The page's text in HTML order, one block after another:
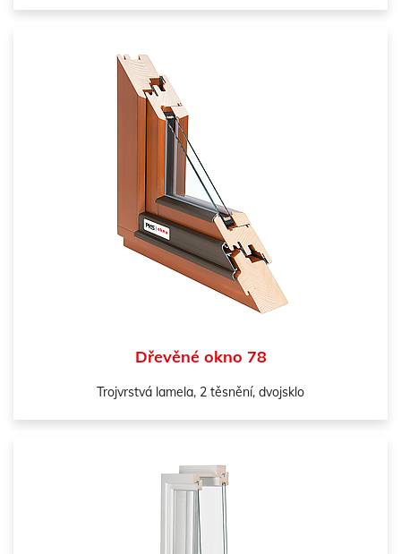
Dřevěné okno 78
Trojvrstvá lamela, 2 těsnění, dvojsklo